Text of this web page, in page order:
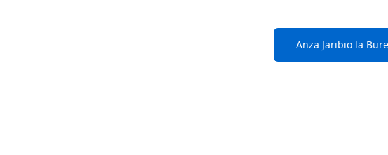
Anza Jaribio la Bure